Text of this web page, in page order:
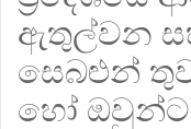
ඇතුල්වන
සෙබළුන්
හෝ ඔවුන්ට